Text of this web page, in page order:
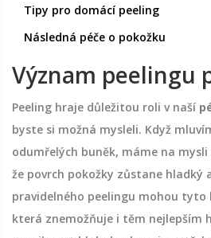
Tipy pro domácí peeling
Následná péče o pokožku
Význam peelingu
Peeling hraje důležitou roli v naší
byste si možná mysleli. Když
odumřelých buněk, máme na
že povrch pokožky zůstane hladký
pravidelného peelingu mohou
která znemožňuje i těm nejlepším